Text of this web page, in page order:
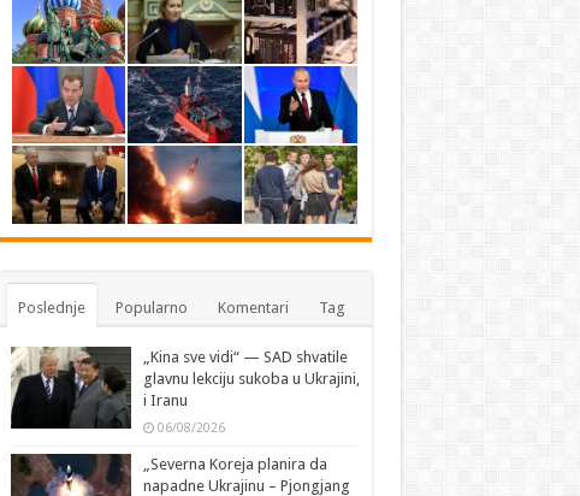
Poslednje Popularno Komentari Tag
„Kina sve vidi“ — SAD shvatile
glavnu lekciju sukoba u Ukrajini,
i Iranu
06/08/2026
„Severna Koreja planira da
napadne Ukrajinu – Pjongjang